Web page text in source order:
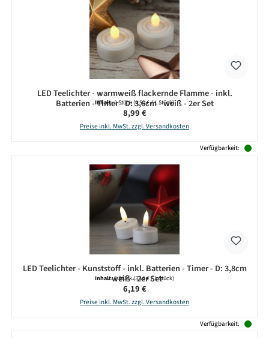
LED Teelichter - warmweiß flackernde Flamme - inkl.
Batterien - Timer - D: 3,6cm - weiß - 2er Set
Inhalt:2 Stück(4,50 € / 1 Stück)
Regulärer Preis:
8,99 €
Preise inkl. MwSt. zzgl. Versandkosten
Verfügbarkeit:
LED Teelichter - Kunststoff - inkl. Batterien - Timer - D: 3,8cm
- weiß - 2er Set
Inhalt:2 Stück(3,10 € / 1 Stück)
Regulärer Preis:
6,19 €
Preise inkl. MwSt. zzgl. Versandkosten
Verfügbarkeit: